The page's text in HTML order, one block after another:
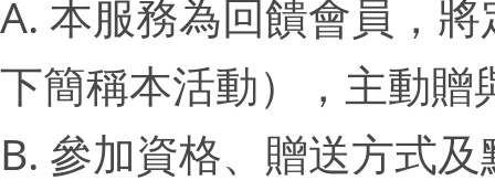
A. 本服務為回饋會員，
下簡稱本活動），主動
B. 參加資格、贈送方式